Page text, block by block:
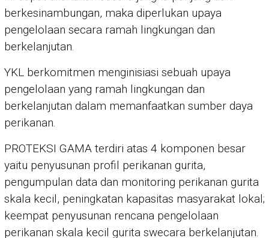
berkesinambungan, maka diperlukan upaya
pengelolaan secara ramah lingkungan dan
berkelanjutan.
YKL berkomitmen menginisiasi sebuah upaya
pengelolaan yang ramah lingkungan dan
berkelanjutan dalam memanfaatkan sumber daya
perikanan.
PROTEKSI GAMA terdiri atas 4 komponen besar
yaitu penyusunan profil perikanan gurita,
pengumpulan data dan monitoring perikanan gurita
skala kecil, peningkatan kapasitas masyarakat lokal;
keempat penyusunan rencana pengelolaan
perikanan skala kecil gurita swecara berkelanjutan.